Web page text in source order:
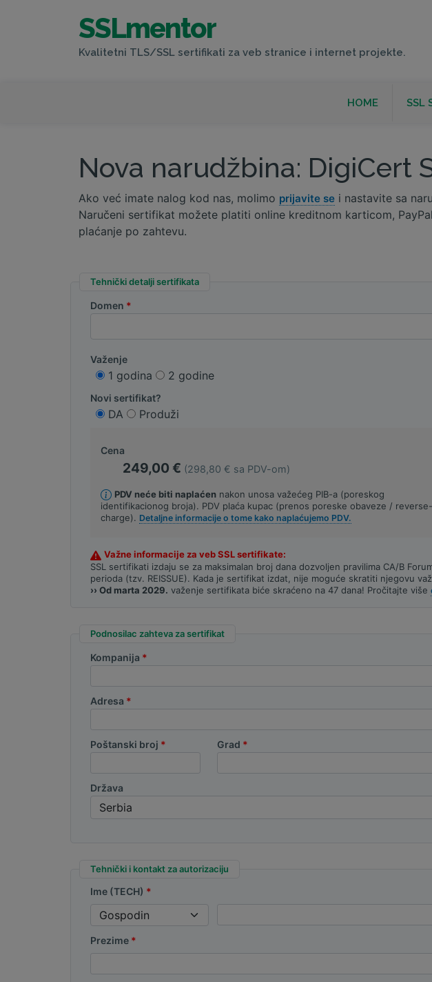
SSLmentor
Kvalitetni TLS/SSL sertifikati za veb stranice i internet projekte.
HOME SSL
Nova narudžbina: DigiCert
Ako već imate nalog kod nas, molimo prijavite se i nastavite sa
Naručeni sertifikat možete platiti online kreditnom karticom,
plaćanje po zahtevu.
Tehnički detalji sertifikata
Domen
Važenje
1 godina 2 godine
Novi sertifikat?
DA Produži
Cena
249,00 € (298,80 € sa PDV-om)
PDV neće biti naplaćen nakon unosa važećeg PIB-a (poreskog
identifikacionog broja). PDV plaća kupac (prenos poreske obaveze / reverse-
charge). Detaljne informacije o tome kako naplaćujemo PDV.
Važne informacije za veb SSL sertifikate:
SSL sertifikati izdaju se za maksimalan broj dana dozvoljen pravilima CA/B
perioda (tzv. REISSUE). Kada je sertifikat izdat, nije moguće skratiti njegovu
›› Od marta 2029. važenje sertifikata biće skraćeno na 47 dana! Pročitajte više
Podnosilac zahteva za sertifikat
Kompanija
Adresa
Poštanski broj Grad
Država
Tehnički i kontakt za autorizaciju
Ime (TECH)
Prezime